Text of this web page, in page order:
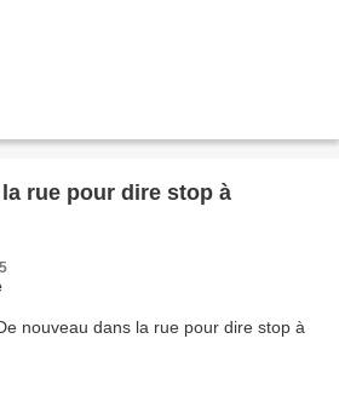
rue pour dire stop à